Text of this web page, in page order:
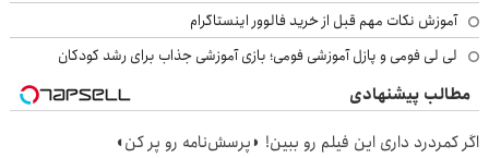
آموزش نکات مهم قبل از خرید فالوور اینستاگرام
لی لی فومی و پازل آموزشی فومی؛ بازی آموزشی جذاب برای رشد کودکان
مطالب پیشنهادی
اگر کمردرد داری این فیلم رو ببین! ◗پرسش‌نامه رو پر کن◖